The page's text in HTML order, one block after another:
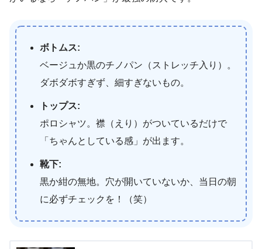
ボトムス:
ベージュか黒のチノパン（ストレッチ入り）。
ダボダボすぎず、細すぎないもの。
トップス:
ポロシャツ。襟（えり）がついているだけで
「ちゃんとしている感」が出ます。
靴下:
黒か紺の無地。穴が開いていないか、当日の朝
に必ずチェックを！（笑）